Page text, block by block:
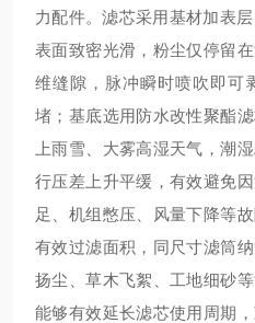
力配件。滤芯采用基材加表
表面致密光滑，粉尘仅停留
维缝隙，脉冲瞬时喷吹即可
堵；基底选用防水改性聚酯
上雨雪、大雾高湿天气，潮
行压差上升平缓，有效避免
足、机组憋压、风量下降等
有效过滤面积，同尺寸滤筒
扬尘、草木飞絮、工地细砂
能够有效延长滤芯使用周期